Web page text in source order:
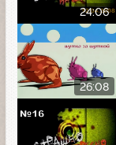
24:06
26:08